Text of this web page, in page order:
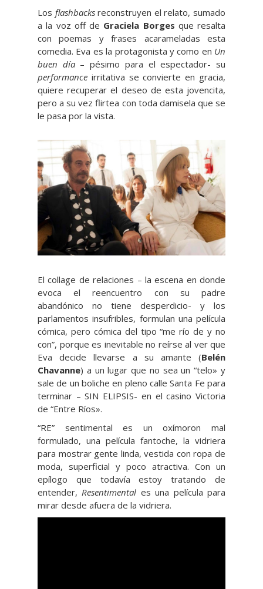
Los flashbacksreconstruyen el relato, sumado
a la voz off de Graciela Borges que resalta
con poemas y frases acarameladas esta
comedia. Eva es la protagonista y como en Un
buen día– pésimo para el espectador- su
performance irritativa se convierte en gracia,
quiere recuperar el deseo de esta jovencita,
pero a su vez flirtea con toda damisela que se
le pasa por la vista.
El collage de relaciones – la escena en donde
evoca el reencuentro con su padre
abandónico no tiene desperdicio- y los
parlamentos insufribles, formulan una película
cómica, pero cómica del tipo “me río de y no
con”, porque es inevitable no reírse al ver que
Eva decide llevarse a su amante (Belén
Chavanne) a un lugar que no sea un “telo» y
sale de un boliche en pleno calle Santa Fe para
terminar – SIN ELIPSIS- en el casino Victoria
de “Entre Ríos».
“RE” sentimental es un oxímoron mal
formulado, una película fantoche, la vidriera
para mostrar gente linda, vestida con ropa de
moda, superficial y poco atractiva. Con un
epílogo que todavía estoy tratando de
entender, Resentimental es una película para
mirar desde afuera de la vidriera.